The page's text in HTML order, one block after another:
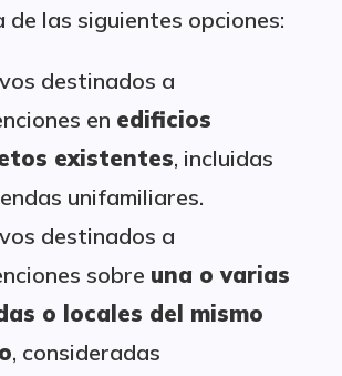
de las siguientes opciones:
destinados a
en edificios
existentes, incluidas
unifamiliares.
destinados a
sobre una o varias
o locales del mismo
, consideradas